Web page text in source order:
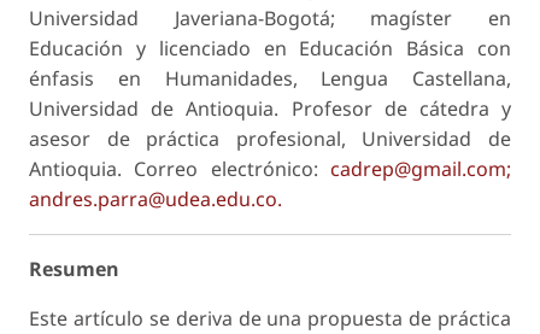
Universidad Javeriana-Bogotá; magíster en
Educación y licenciado en Educación Básica con
énfasis en Humanidades, Lengua Castellana,
Universidad de Antioquia. Profesor de cátedra y
asesor de práctica profesional, Universidad de
Antioquia. Correo electrónico: cadrep@gmail.com;
andres.parra@udea.edu.co.
Resumen
Este artículo se deriva de una propuesta de práctica